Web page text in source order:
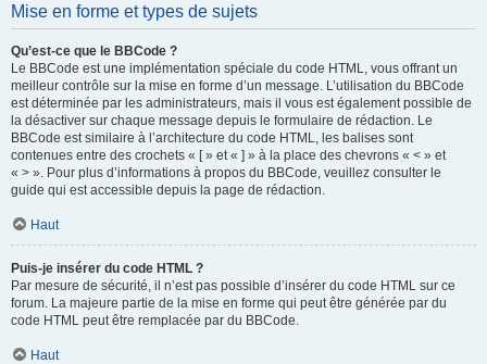
Mise en forme et types de sujets
Qu’est-ce que le BBCode ?
Le BBCode est une implémentation spéciale du code HTML, vous offrant un
meilleur contrôle sur la mise en forme d’un message. L’utilisation du BBCode
est déterminée par les administrateurs, mais il vous est également possible de
la désactiver sur chaque message depuis le formulaire de rédaction. Le
BBCode est similaire à l’architecture du code HTML, les balises sont
contenues entre des crochets « [ » et « ] » à la place des chevrons « < » et
« > ». Pour plus d’informations à propos du BBCode, veuillez consulter le
guide qui est accessible depuis la page de rédaction.
Haut
Puis-je insérer du code HTML ?
Par mesure de sécurité, il n’est pas possible d’insérer du code HTML sur ce
forum. La majeure partie de la mise en forme qui peut être générée par du
code HTML peut être remplacée par du BBCode.
Haut